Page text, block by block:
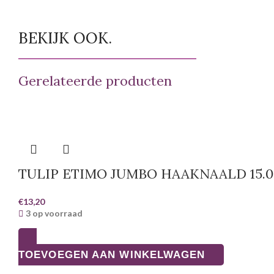
BEKIJK OOK.
Gerelateerde producten
TULIP ETIMO JUMBO HAAKNAALD
€13,20
3 op voorraad
TOEVOEGEN AAN WINKELWAGEN